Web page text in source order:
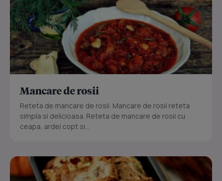
Mancare de rosii
Reteta de mancare de rosii. Mancare de rosii reteta
simpla si delicioasa. Reteta de mancare de rosii cu
ceapa, ardei copt si...